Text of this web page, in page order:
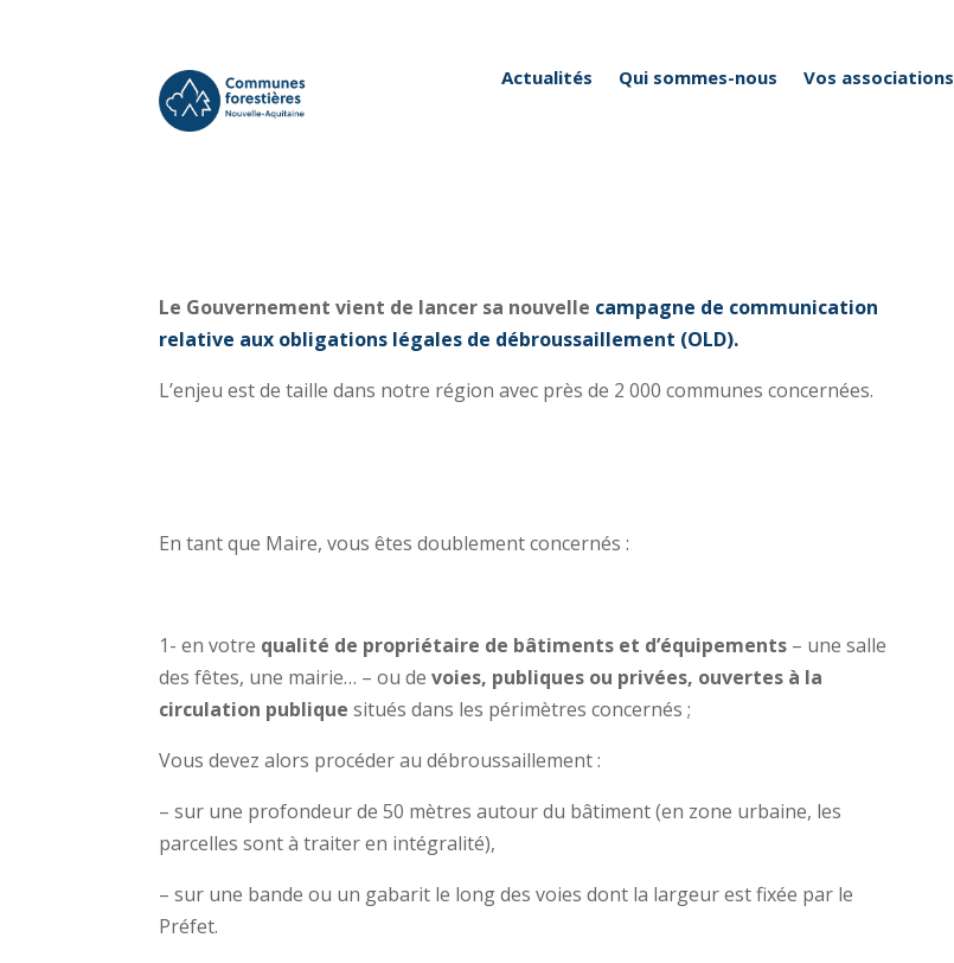
Actualités Qui sommes-nous Vos associations
Le Gouvernement vient de lancer sa nouvelle campagne de communication
relative aux obligations légales de débroussaillement (OLD).
L’enjeu est de taille dans notre région avec près de 2 000 communes concernées.
En tant que Maire, vous êtes doublement concernés :
1- en votre qualité de propriétaire de bâtiments et d’équipements – une salle
des fêtes, une mairie… – ou de voies, publiques ou privées, ouvertes à la
circulation publiquesitués dans les périmètres concernés ;
Vous devez alors procéder au débroussaillement :
– sur une profondeur de 50 mètres autour du bâtiment (en zone urbaine, les
parcelles sont à traiter en intégralité),
– sur une bande ou un gabarit le long des voies dont la largeur est fixée par le
Préfet.